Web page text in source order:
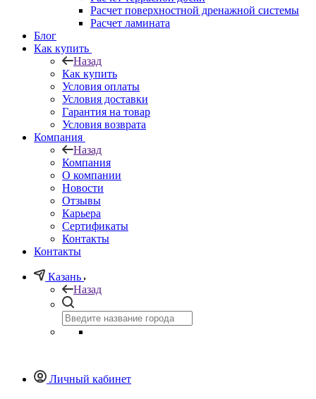
Расчет поверхностной дренажной системы
Расчет ламината
Блог
Как купить
Назад
Как купить
Условия оплаты
Условия доставки
Гарантия на товар
Условия возврата
Компания
Назад
Компания
О компании
Новости
Отзывы
Карьера
Сертификаты
Контакты
Контакты
Казань
Назад
Личный кабинет